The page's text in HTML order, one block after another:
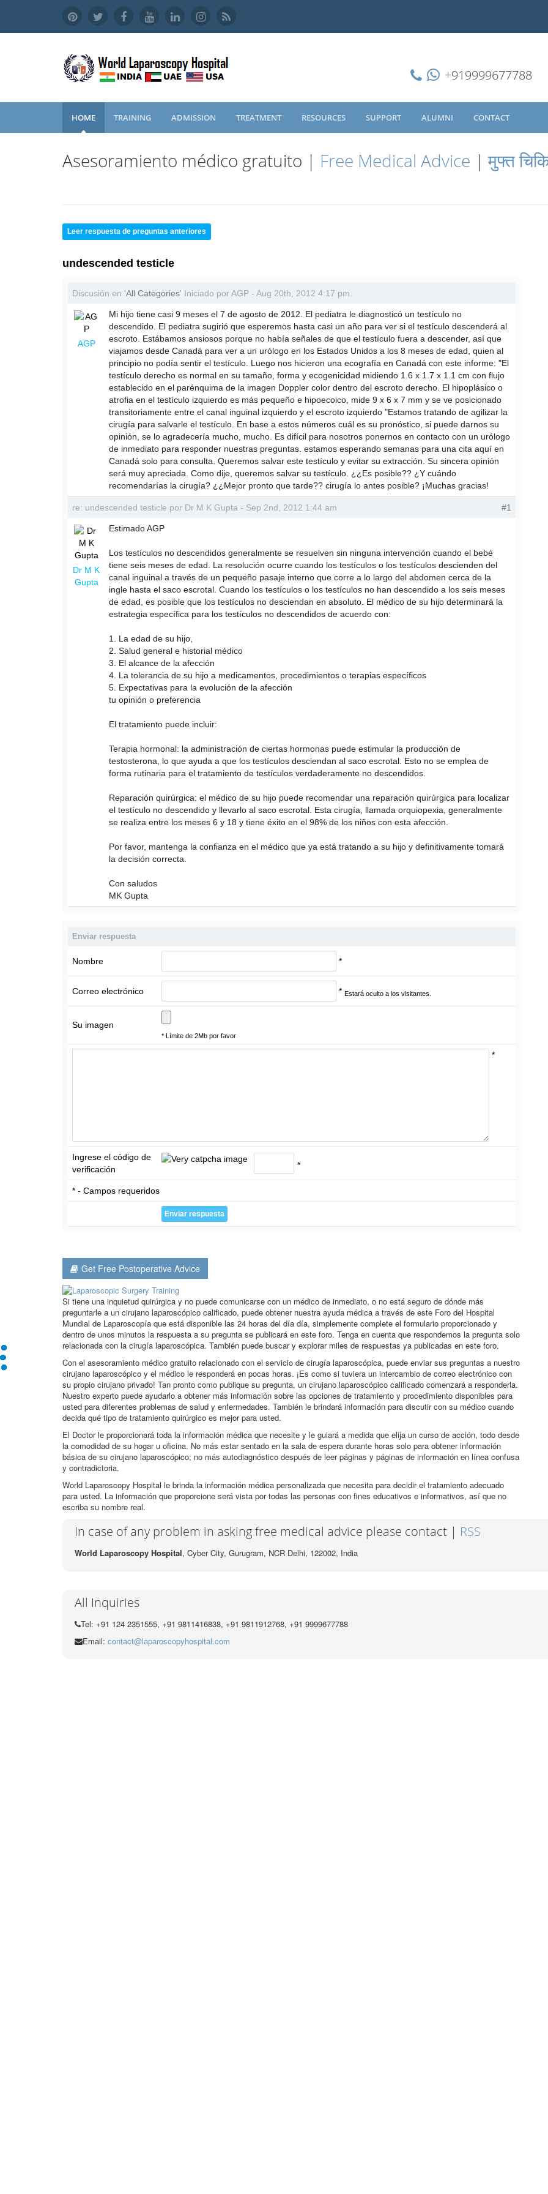
+919999677788
HOME TRAINING ADMISSION TREATMENT RESOURCES SUPPORT ALUMNI CONTACT
Asesoramiento médico gratuito | Free Medical Advice |मुफ्त
Leer respuesta de preguntas anteriores
undescended testicle
Discusión en 'All Categories' Iniciado por AGP - Aug 20th, 2012 4:17 pm.
AGP
Mi hijo tiene casi 9 meses el 7 de agosto de 2012. El pediatra le diagnosticó un testículo no
descendido. El pediatra sugirió que esperemos hasta casi un año para ver si el testículo descenderá al
escroto. Estábamos ansiosos porque no había señales de que el testículo fuera a descender, así que
viajamos desde Canadá para ver a un urólogo en los Estados Unidos a los 8 meses de edad, quien al
principio no podía sentir el testículo. Luego nos hicieron una ecografía en Canadá con este informe: "El
testículo derecho es normal en su tamaño, forma y ecogenicidad midiendo 1.6 x 1.7 x 1.1 cm con flujo
establecido en el parénquima de la imagen Doppler color dentro del escroto derecho. El hipoplásico o
atrofia en el testículo izquierdo es más pequeño e hipoecoico, mide 9 x 6 x 7 mm y se ve posicionado
transitoriamente entre el canal inguinal izquierdo y el escroto izquierdo "Estamos tratando de agilizar la
cirugía para salvarle el testículo. En base a estos números cuál es su pronóstico, si puede darnos su
opinión, se lo agradecería mucho, mucho. Es difícil para nosotros ponernos en contacto con un urólogo
de inmediato para responder nuestras preguntas. estamos esperando semanas para una cita aquí en
Canadá solo para consulta. Queremos salvar este testículo y evitar su extracción. Su sincera opinión
será muy apreciada. Como dije, queremos salvar su testículo. ¿¿Es posible?? ¿Y cuándo
recomendarías la cirugía? ¿¿Mejor pronto que tarde?? cirugía lo antes posible? ¡Muchas gracias!
re: undescended testicle por Dr M K Gupta - Sep 2nd, 2012 1:44 am #1
Dr M K
Gupta
Estimado AGP
Los testículos no descendidos generalmente se resuelven sin ninguna intervención cuando el bebé
tiene seis meses de edad. La resolución ocurre cuando los testículos o los testículos descienden del
canal inguinal a través de un pequeño pasaje interno que corre a lo largo del abdomen cerca de la
ingle hasta el saco escrotal. Cuando los testículos o los testículos no han descendido a los seis meses
de edad, es posible que los testículos no desciendan en absoluto. El médico de su hijo determinará la
estrategia específica para los testículos no descendidos de acuerdo con:
1. La edad de su hijo,
2. Salud general e historial médico
3. El alcance de la afección
4. La tolerancia de su hijo a medicamentos, procedimientos o terapias específicos
5. Expectativas para la evolución de la afección
tu opinión o preferencia
El tratamiento puede incluir:
Terapia hormonal: la administración de ciertas hormonas puede estimular la producción de
testosterona, lo que ayuda a que los testículos desciendan al saco escrotal. Esto no se emplea de
forma rutinaria para el tratamiento de testículos verdaderamente no descendidos.
Reparación quirúrgica: el médico de su hijo puede recomendar una reparación quirúrgica para localizar
el testículo no descendido y llevarlo al saco escrotal. Esta cirugía, llamada orquiopexia, generalmente
se realiza entre los meses 6 y 18 y tiene éxito en el 98% de los niños con esta afección.
Por favor, mantenga la confianza en el médico que ya está tratando a su hijo y definitivamente tomará
la decisión correcta.
Con saludos
MK Gupta
Enviar respuesta
Nombre *
Correo electrónico * Estará oculto a los visitantes.
Su imagen
* Límite de 2Mb por favor
*
Ingrese el código de
verificación
*
* - Campos requeridos
Get Free Postoperative Advice
Si tiene una inquietud quirúrgica y no puede comunicarse con un médico de inmediato, o no está seguro de dónde más
preguntarle a un cirujano laparoscópico calificado, puede obtener nuestra ayuda médica a través de este Foro del Hospital
Mundial de Laparoscopía que está disponible las 24 horas del día día, simplemente complete el formulario proporcionado y
dentro de unos minutos la respuesta a su pregunta se publicará en este foro. Tenga en cuenta que respondemos la pregunta solo
relacionada con la cirugía laparoscópica. También puede buscar y explorar miles de respuestas ya publicadas en este foro.
Con el asesoramiento médico gratuito relacionado con el servicio de cirugía laparoscópica, puede enviar sus preguntas a nuestro
cirujano laparoscópico y el médico le responderá en pocas horas. ¡Es como si tuviera un intercambio de correo electrónico con
su propio cirujano privado! Tan pronto como publique su pregunta, un cirujano laparoscópico calificado comenzará a responderla.
Nuestro experto puede ayudarlo a obtener más información sobre las opciones de tratamiento y procedimiento disponibles para
usted para diferentes problemas de salud y enfermedades. También le brindará información para discutir con su médico cuando
decida qué tipo de tratamiento quirúrgico es mejor para usted.
El Doctor le proporcionará toda la información médica que necesite y le guiará a medida que elija un curso de acción, todo desde
la comodidad de su hogar u oficina. No más estar sentado en la sala de espera durante horas solo para obtener información
básica de su cirujano laparoscópico; no más autodiagnóstico después de leer páginas y páginas de información en línea confusa
y contradictoria.
World Laparoscopy Hospital le brinda la información médica personalizada que necesita para decidir el tratamiento adecuado
para usted. La información que proporcione será vista por todas las personas con fines educativos e informativos, así que no
escriba su nombre real.
In case of any problem in asking free medical advice please contact | RSS
World Laparoscopy Hospital, Cyber City, Gurugram, NCR Delhi, 122002, India
All Inquiries
Tel: +91 124 2351555, +91 9811416838, +91 9811912768, +91 9999677788
Email: contact@laparoscopyhospital.com